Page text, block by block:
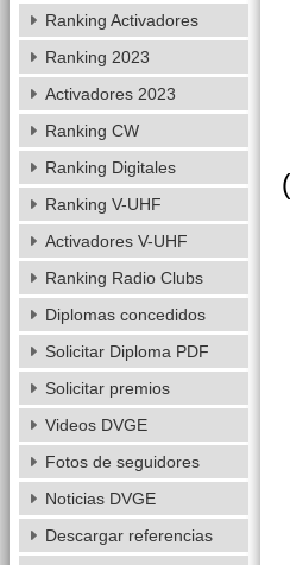
(
Ranking Activadores
Ranking 2023
Activadores 2023
Ranking CW
Ranking Digitales
Ranking V-UHF
Activadores V-UHF
Ranking Radio Clubs
Diplomas concedidos
Solicitar Diploma PDF
Solicitar premios
Videos DVGE
Fotos de seguidores
Noticias DVGE
Descargar referencias